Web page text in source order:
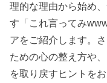
理的な理由から始め
す「これ言ってみ
アをご紹介します。
ための心の整え方や
を取り戻すヒントをお